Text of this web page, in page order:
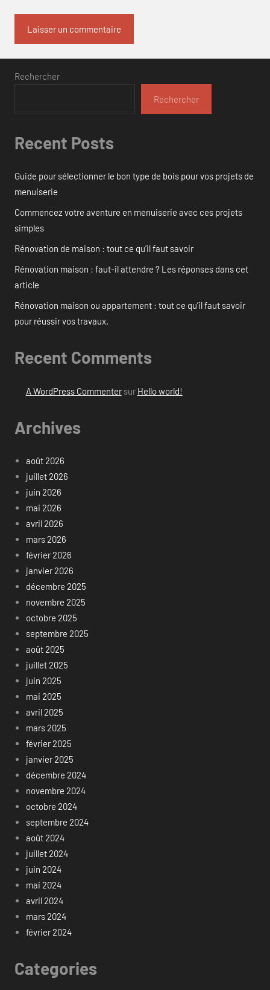
Rechercher
Rechercher
Recent Posts
Guide pour sélectionner le bon type de bois pour vos projets de
menuiserie
Commencez votre aventure en menuiserie avec ces projets
simples
Rénovation de maison : tout ce qu’il faut savoir
Rénovation maison : faut-il attendre ? Les réponses dans cet
article
Rénovation maison ou appartement : tout ce qu’il faut savoir
pour réussir vos travaux.
Recent Comments
A WordPress Commentersur Hello world!
Archives
août 2026
juillet 2026
juin 2026
mai 2026
avril 2026
mars 2026
février 2026
janvier 2026
décembre 2025
novembre 2025
octobre 2025
septembre 2025
août 2025
juillet 2025
juin 2025
mai 2025
avril 2025
mars 2025
février 2025
janvier 2025
décembre 2024
novembre 2024
octobre 2024
septembre 2024
août 2024
juillet 2024
juin 2024
mai 2024
avril 2024
mars 2024
février 2024
Categories